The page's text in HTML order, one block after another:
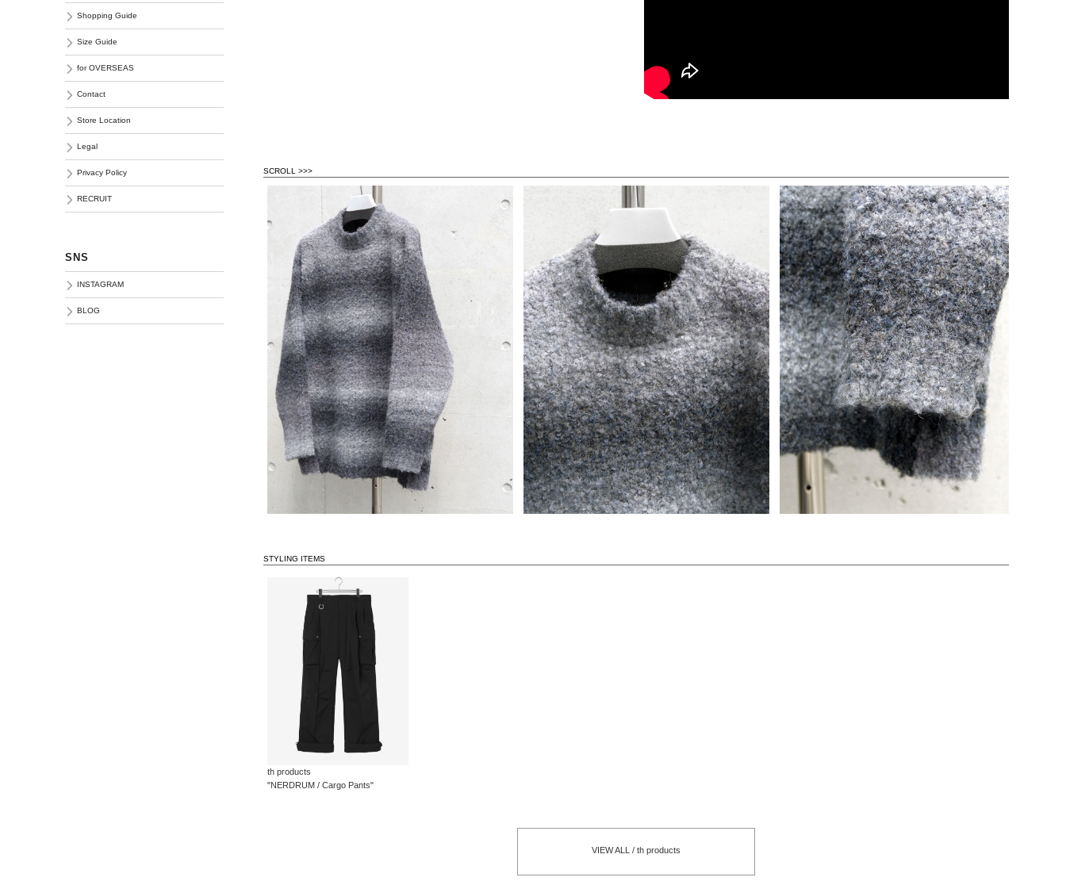
SCROLL >>>
STYLING ITEMS
th products
"NERDRUM / Cargo Pants"
VIEW ALL / th products
Shopping Guide
Size Guide
for OVERSEAS
Contact
Store Location
Legal
Privacy Policy
RECRUIT
SNS
INSTAGRAM
BLOG